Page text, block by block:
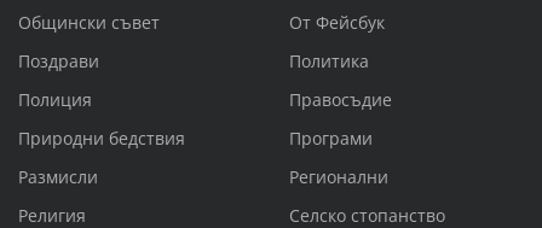
Общински съвет
От Фейсбук
Поздрави
Политика
Полиция
Правосъдие
Природни бедствия
Програми
Размисли
Регионални
Религия
Селско стопанство